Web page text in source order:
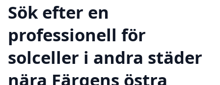
Sök efter en
professionell för
solceller i andra städer
nära Färgens östra